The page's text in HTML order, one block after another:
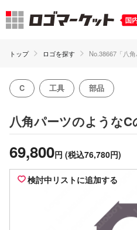
トップ ロゴを探す No.38667「八
C 工具 部品
八角パーツのようなC
69,800円 (税込76,780円)
検討中リストに追加する